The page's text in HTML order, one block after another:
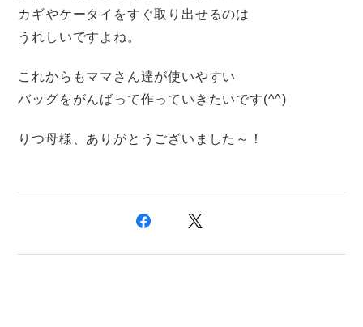
カギやケータイをすぐ取り出せるのは
うれしいですよね。
これからもママさん達が使いやすい
バッグをがんばって作っていきたいです(^^)
りつ母様、ありがとうございました～！